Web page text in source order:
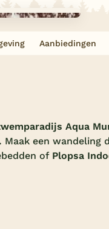
Aanbiedingen
Aqua
Maak een wandeling
of Plopsa